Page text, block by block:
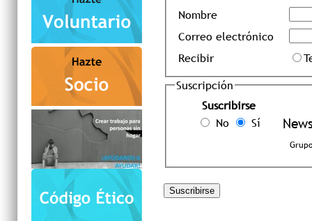
Nombre
Correo electrónico
Recibir
Suscripción
Suscribirse
No
Sí